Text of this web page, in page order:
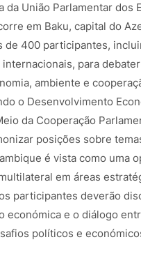
da União Parlamentar
em Baku, capital do
de 400 participantes,
para
ambiente e
o Desenvolvimento
da Cooperação
posições sobre
é vista como uma
em áreas
participantes deverão
económica e o diálogo
políticos e